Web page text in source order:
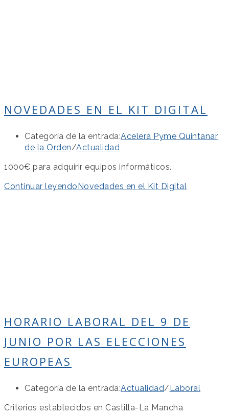
NOVEDADES EN EL KIT DIGITAL
Categoría de la entrada:Acelera Pyme Quintanar
de la Orden/Actualidad
1000€ para adquirir equipos informáticos.
Continuar leyendoNovedades en el Kit Digital
HORARIO LABORAL DEL 9 DE
JUNIO POR LAS ELECCIONES
EUROPEAS
Categoría de la entrada:Actualidad/Laboral
Criterios establecidos en Castilla-La Mancha